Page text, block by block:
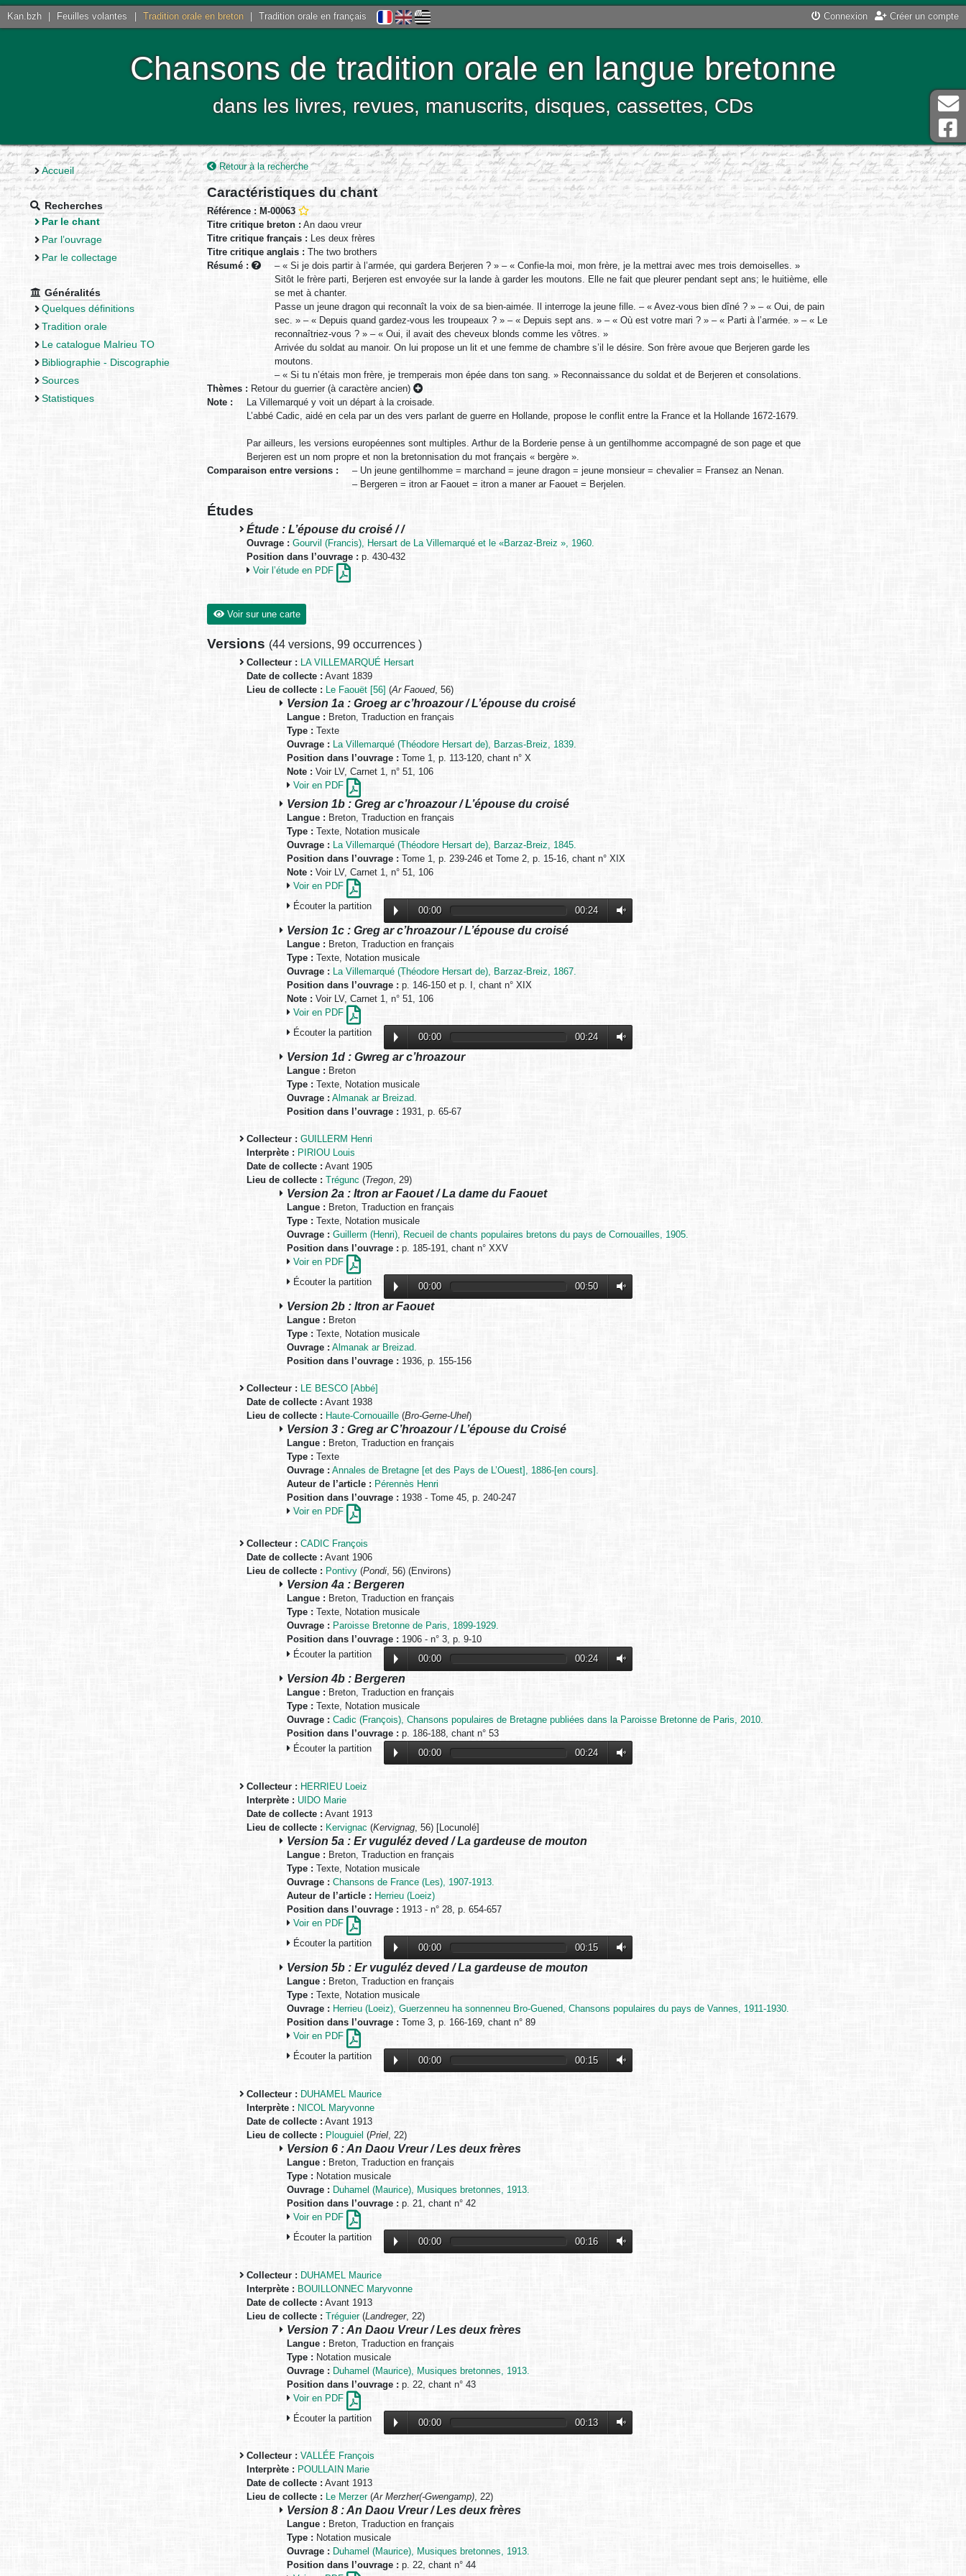
Kan.bzh Feuilles volantes Tradition orale en breton Tradition orale en français Connexion Créer un compte
Chansons de tradition orale en langue bretonne
dans les livres, revues, manuscrits, disques, cassettes, CDs
Accueil
Recherches
Par le chant
Par l’ouvrage
Par le collectage
Généralités
Quelques définitions
Tradition orale
Le catalogue Malrieu TO
Bibliographie - Discographie
Sources
Statistiques
Retour à la recherche
Caractéristiques du chant
Référence : M-00063
Titre critique breton : An daou vreur
Titre critique français : Les deux frères
Titre critique anglais : The two brothers
Résumé :
– « Si je dois partir à l’armée, qui gardera Berjeren ? » – « Confie-la moi, mon frère, je la mettrai avec mes trois demoiselles. »
Sitôt le frère parti, Berjeren est envoyée sur la lande à garder les moutons. Elle ne fait que pleurer pendant sept ans; le huitième, elle
se met à chanter.
Passe un jeune dragon qui reconnaît la voix de sa bien-aimée. Il interroge la jeune fille. – « Avez-vous bien dîné ? » – « Oui, de pain
sec. » – « Depuis quand gardez-vous les troupeaux ? » – « Depuis sept ans. » – « Où est votre mari ? » – « Parti à l’armée. » – « Le
reconnaîtriez-vous ? » – « Oui, il avait des cheveux blonds comme les vôtres. »
Arrivée du soldat au manoir. On lui propose un lit et une femme de chambre s’il le désire. Son frère avoue que Berjeren garde les
moutons.
– « Si tu n’étais mon frère, je tremperais mon épée dans ton sang. » Reconnaissance du soldat et de Berjeren et consolations.
Thèmes : Retour du guerrier (à caractère ancien)
Note :
La Villemarqué y voit un départ à la croisade.
L’abbé Cadic, aidé en cela par un des vers parlant de guerre en Hollande, propose le conflit entre la France et la Hollande 1672-1679.
Par ailleurs, les versions européennes sont multiples. Arthur de la Borderie pense à un gentilhomme accompagné de son page et que
Berjeren est un nom propre et non la bretonnisation du mot français « bergère ».
Comparaison entre versions :
– Un jeune gentilhomme = marchand = jeune dragon = jeune monsieur = chevalier = Fransez an Nenan.
– Bergeren = itron ar Faouet = itron a maner ar Faouet = Berjelen.
Études
Étude : L’épouse du croisé / /
Ouvrage : Gourvil (Francis), Hersart de La Villemarqué et le «Barzaz-Breiz », 1960.
Position dans l’ouvrage : p. 430-432
Voir l’étude en PDF
Voir sur une carte
Versions (44 versions, 99 occurrences )
Collecteur : LA VILLEMARQUÉ Hersart
Date de collecte : Avant 1839
Lieu de collecte : Le Faouët [56] (Ar Faoued, 56)
Version 1a : Groeg ar c’hroazour / L’épouse du croisé
Langue : Breton, Traduction en français
Type : Texte
Ouvrage : La Villemarqué (Théodore Hersart de), Barzas-Breiz, 1839.
Position dans l’ouvrage :Tome 1, p. 113-120, chant n° X
Note : Voir LV, Carnet 1, n° 51, 106
Voir en PDF
Version 1b : Greg ar c’hroazour / L’épouse du croisé
Langue : Breton, Traduction en français
Type :Texte, Notation musicale
Ouvrage : La Villemarqué (Théodore Hersart de), Barzaz-Breiz, 1845.
Position dans l’ouvrage : Tome 1, p. 239-246 et Tome 2, p. 15-16, chant n° XIX
Note : Voir LV, Carnet 1, n° 51, 106
Voir en PDF
Écouter la partition
00:00 00:24
Version 1c : Greg ar c’hroazour / L’épouse du croisé
Langue : Breton, Traduction en français
Type : Texte, Notation musicale
Ouvrage : La Villemarqué (Théodore Hersart de), Barzaz-Breiz, 1867.
Position dans l’ouvrage :p. 146-150 et p. I, chant n° XIX
Note : Voir LV, Carnet 1, n° 51, 106
Voir en PDF
Écouter la partition
00:00 00:24
Version 1d : Gwreg ar c’hroazour
Langue : Breton
Type : Texte, Notation musicale
Ouvrage : Almanak ar Breizad.
Position dans l’ouvrage : 1931, p. 65-67
Collecteur : GUILLERM Henri
Interprète : PIRIOU Louis
Date de collecte : Avant 1905
Lieu de collecte : Trégunc (Tregon , 29)
Version 2a : Itron ar Faouet / La dame du Faouet
Langue : Breton, Traduction en français
Type :Texte, Notation musicale
Ouvrage : Guillerm (Henri), Recueil de chants populaires bretons du pays de Cornouailles, 1905.
Position dans l’ouvrage : p. 185-191, chant n° XXV
Voir en PDF
Écouter la partition
00:00 00:50
Version 2b : Itron ar Faouet
Langue :Breton
Type : Texte, Notation musicale
Ouvrage : Almanak ar Breizad.
Position dans l’ouvrage : 1936, p. 155-156
Collecteur :
LE BESCO [Abbé]
Date de collecte : Avant 1938
Lieu de collecte : Haute-Cornouaille (Bro-Gerne-Uhel)
Version 3 : Greg ar C’hroazour / L’épouse du Croisé
Langue : Breton, Traduction en français
Type :Texte
Ouvrage : Annales de Bretagne [et des Pays de L’Ouest], 1886-[en cours].
Auteur de l’article : Pérennès Henri
Position dans l’ouvrage : 1938 - Tome 45, p. 240-247
Voir en PDF
Collecteur : CADIC François
Date de collecte : Avant 1906
Lieu de collecte : Pontivy (Pondi, 56) (Environs)
Version 4a : Bergeren
Langue : Breton, Traduction en français
Type : Texte, Notation musicale
Ouvrage : Paroisse Bretonne de Paris, 1899-1929.
Position dans l’ouvrage :1906 - n° 3, p. 9-10
Écouter la partition
00:00 00:24
Version 4b : Bergeren
Langue : Breton, Traduction en français
Type :Texte, Notation musicale
Ouvrage : Cadic (François), Chansons populaires de Bretagne publiées dans la Paroisse Bretonne de Paris, 2010.
Position dans l’ouvrage : p. 186-188, chant n° 53
Écouter la partition
00:00 00:24
Collecteur : HERRIEU Loeiz
Interprète : UIDO Marie
Date de collecte : Avant 1913
Lieu de collecte : Kervignac (Kervignag , 56) [Locunolé]
Version 5a : Er vuguléz deved / La gardeuse de mouton
Langue : Breton, Traduction en français
Type : Texte, Notation musicale
Ouvrage : Chansons de France (Les), 1907-1913.
Auteur de l’article : Herrieu (Loeiz)
Position dans l’ouvrage :1913 - n° 28, p. 654-657
Voir en PDF
Écouter la partition
00:00 00:15
Version 5b : Er vuguléz deved / La gardeuse de mouton
Langue : Breton, Traduction en français
Type : Texte, Notation musicale
Ouvrage : Herrieu (Loeiz), Guerzenneu ha sonnenneu Bro-Guened, Chansons populaires du pays de Vannes, 1911-1930.
Position dans l’ouvrage :Tome 3, p. 166-169, chant n° 89
Voir en PDF
Écouter la partition
00:00 00:15
Collecteur : DUHAMEL Maurice
Interprète : NICOL Maryvonne
Date de collecte : Avant 1913
Lieu de collecte : Plouguiel (Priel, 22)
Version 6 : An Daou Vreur / Les deux frères
Langue : Breton, Traduction en français
Type : Notation musicale
Ouvrage : Duhamel (Maurice), Musiques bretonnes, 1913.
Position dans l’ouvrage : p. 21, chant n° 42
Voir en PDF
Écouter la partition
00:00 00:16
Collecteur : DUHAMEL Maurice
Interprète : BOUILLONNEC Maryvonne
Date de collecte : Avant 1913
Lieu de collecte : Tréguier(Landreger, 22)
Version 7 : An Daou Vreur / Les deux frères
Langue : Breton, Traduction en français
Type : Notation musicale
Ouvrage : Duhamel (Maurice), Musiques bretonnes, 1913.
Position dans l’ouvrage : p. 22, chant n° 43
Voir en PDF
Écouter la partition
00:00 00:13
Collecteur : VALLÉE François
Interprète : POULLAIN Marie
Date de collecte : Avant 1913
Lieu de collecte : Le Merzer(Ar Merzher(-Gwengamp), 22)
Version 8 : An Daou Vreur / Les deux frères
Langue : Breton, Traduction en français
Type :Notation musicale
Ouvrage : Duhamel (Maurice), Musiques bretonnes, 1913.
Position dans l’ouvrage : p. 22, chant n° 44